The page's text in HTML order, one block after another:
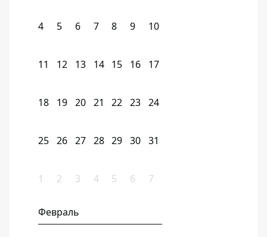
4 5 6 7 8 9 10
11 12 13 14 15 16 17
18 19 20 21 22 23 24
25 26 27 28 29 30 31
1 2 3 4 5 6 7
Февраль